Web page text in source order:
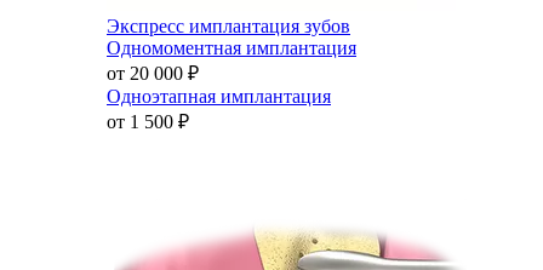
Экспресс имплантация зубов
Одномоментная имплантация
от 20 000 ₽
Одноэтапная имплантация
от 1 500 ₽